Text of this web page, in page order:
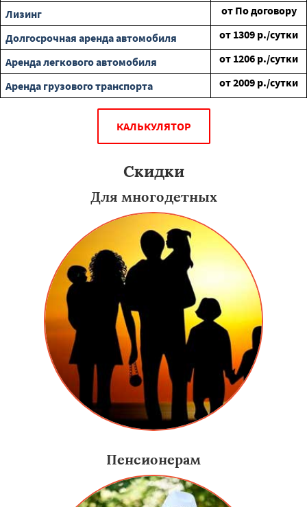
Лизинг
от По договору
Долгосрочная аренда автомобиля
от 1309 р./сутки
Аренда легкового автомобиля
от 1206 р./сутки
Аренда грузового транспорта
от2009 р./сутки
КАЛЬКУЛЯТОР
Скидки
Для многодетных
Пенсионерам